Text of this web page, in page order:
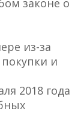
законе о
из-за
и
2018 года